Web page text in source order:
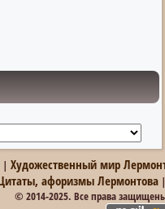
|Художественный мир
афоризмы Лермонтова
© 2014-2025. Все права